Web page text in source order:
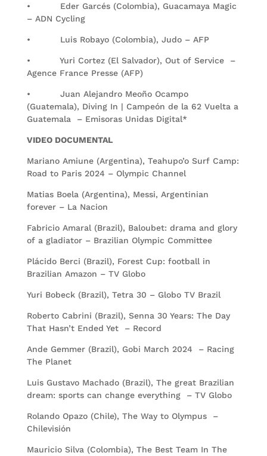
• Eder Garcés (Colombia), Guacamaya Magic
– ADN Cycling
• Luis Robayo (Colombia), Judo – AFP
• Yuri Cortez (El Salvador), Out of Service –
Agence France Presse (AFP)
• Juan Alejandro Meoño Ocampo
(Guatemala), Diving In | Campeón de la 62 Vuelta a
Guatemala – Emisoras Unidas Digital*
VIDEO DOCUMENTAL
Mariano Amiune (Argentina), Teahupo’o Surf Camp:
Road to Paris 2024 – Olympic Channel
Matias Boela (Argentina), Messi, Argentinian
forever – La Nacion
Fabricio Amaral (Brazil), Baloubet: drama and glory
of a gladiator – Brazilian Olympic Committee
Plácido Berci (Brazil), Forest Cup: football in
Brazilian Amazon – TV Globo
Yuri Bobeck (Brazil), Tetra 30 – Globo TV Brazil
Roberto Cabrini (Brazil), Senna 30 Years: The Day
That Hasn’t Ended Yet – Record
Ande Gemmer (Brazil), Gobi March 2024 – Racing
The Planet
Luis Gustavo Machado (Brazil), The great Brazilian
dream: sports can change everything – TV Globo
Rolando Opazo (Chile), The Way to Olympus –
Chilevisión
Mauricio Silva (Colombia), The Best Team In The